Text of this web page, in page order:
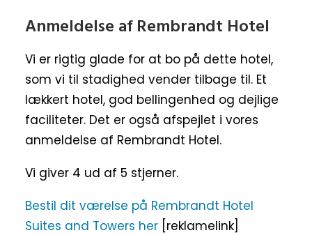
Anmeldelse af Rembrandt Hotel
Vi er rigtig glade for at bo på dette hotel,
som vi til stadighed vender tilbage til. Et
lækkert hotel, god bellingenhed og dejlige
faciliteter. Det er også afspejlet i vores
anmeldelse af Rembrandt Hotel.
Vi giver 4 ud af 5 stjerner.
Bestil dit værelse på Rembrandt Hotel
Suites and Towers her [reklamelink]